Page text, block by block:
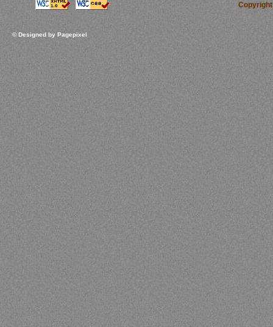
© Designed by Pagepixel